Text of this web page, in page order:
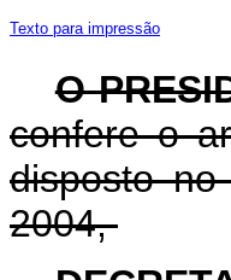
Texto para impressão
O
confere o
disposto
2004,